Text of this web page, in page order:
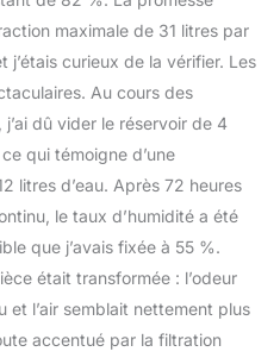
maximale de 31 litres par
j’étais curieux de la vérifier. Les
Au cours des
dû vider le réservoir de 4
qui témoigne d’une
litres d’eau. Après 72 heures
le taux d’humidité a été
que j’avais fixée à 55 %.
était transformée : l’odeur
et l’air semblait nettement plus
accentué par la filtration